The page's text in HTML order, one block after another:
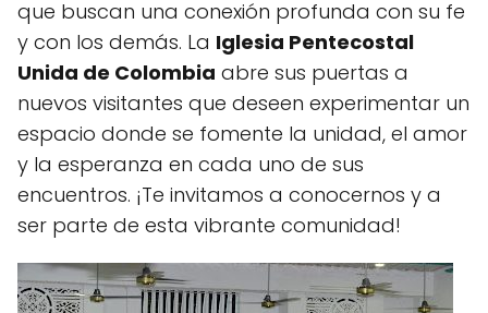
que buscan una conexión profunda con su fe
y con los demás. La Iglesia Pentecostal
Unida de Colombia abre sus puertas a
nuevos visitantes que deseen experimentar un
espacio donde se fomente la unidad, el amor
y la esperanza en cada uno de sus
encuentros. ¡Te invitamos a conocernos y a
ser parte de esta vibrante comunidad!